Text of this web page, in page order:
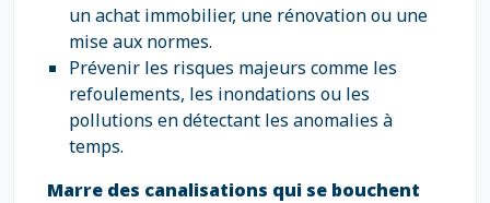
un achat immobilier, une rénovation ou une
mise aux normes.
Prévenir les risques majeurs comme les
refoulements, les inondations ou les
pollutions en détectant les anomalies à
temps.
Marre des canalisations qui se bouchent